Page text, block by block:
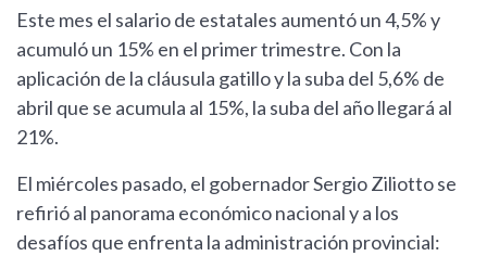
Este mes el salario de estatales aumentó un 4,5% y
acumuló un 15% en el primer trimestre. Con la
aplicación de la cláusula gatillo y la suba del 5,6% de
abril que se acumula al 15%, la suba del año llegará al
21%.
El miércoles pasado, el gobernador Sergio Ziliotto se
refirió al panorama económico nacional y a los
desafíos que enfrenta la administración provincial: